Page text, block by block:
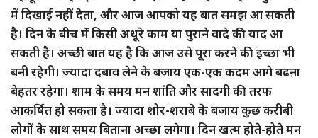
में दिखाई नहीं देता, और आज आपको यह बात समझ आ सकती
है। दिन के बीच में किसी अधूरे काम या पुराने वादे की याद आ
सकती है। अच्छी बात यह है कि आज उसे पूरा करने की इच्छा भी
बनी रहेगी। ज्यादा दबाव लेने के बजाय एक-एक कदम आगे बढऩा
बेहतर रहेगा। शाम के समय मन शांति और सादगी की तरफ
आकर्षित हो सकता है। ज्यादा शोर-शराबे के बजाय कुछ करीबी
लोगों के साथ समय बिताना अच्छा लगेगा। दिन खत्म होते-होते मन